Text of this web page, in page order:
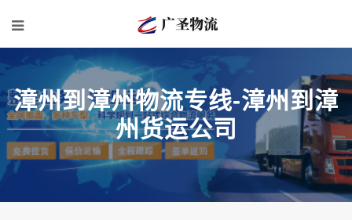
漳州到漳州物流专线-漳州到漳
州货运公司